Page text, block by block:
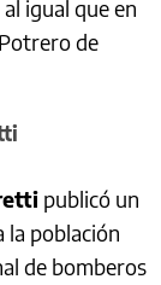
igual que en
de
publicó un
la población
de bomberos